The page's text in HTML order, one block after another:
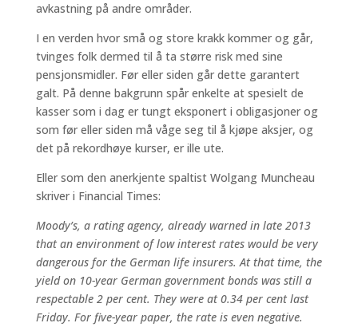
avkastning på andre områder.
I en verden hvor små og store krakk kommer og går,
tvinges folk dermed til å ta større risk med sine
pensjonsmidler. Før eller siden går dette garantert
galt. På denne bakgrunn spår enkelte at spesielt de
kasser som i dag er tungt eksponert i obligasjoner og
som før eller siden må våge seg til å kjøpe aksjer, og
det på rekordhøye kurser, er ille ute.
Eller som den anerkjente spaltist Wolgang Muncheau
skriver i Financial Times:
Moody’s, a rating agency, already warned in late 2013
that an environment of low interest rates would be very
dangerous for the German life insurers. At that time, the
yield on 10-year German government bonds was still a
respectable 2 per cent. They were at 0.34 per cent last
Friday. For five-year paper, the rate is even negative.